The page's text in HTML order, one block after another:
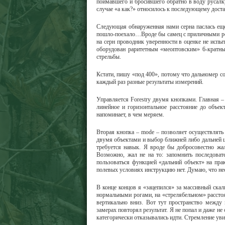
поймавшего и бросившего обратно в воду
случае «а как?» относилось к последующему
Следующая обнаруженная нами серна паслась
пошло-поехало…Вроде бы самец с приличными
на серн проводник уверенности в оценке не
оборудован раритетным «меоптовским» 6-
стрельбы.
Кстати, пишу «под 400», потому что дальномер
каждый раз разные результаты измерений.
Управляется Forestry двумя кнопками. Главная
линейное и горизонтальное расстояние до
напоминает, в чем меряем.
Вторая кнопка – mode – позволяет
двумя объектами и выбор ближней либо дальней
требуется навык. Я вроде бы добросовестно
Возможно, жал не на то: запомнить
пользоваться функцией «дальний объект» на
полевых условиях инструкцию нет. Думаю, что
В конце концов я «зацепился» за массивный
нормальными рогами, на «стрелябельном»
вертикально вниз. Вот тут пространство
замерах повторял результат. Я не попал и даже
категорически отказывались идти. Стремление